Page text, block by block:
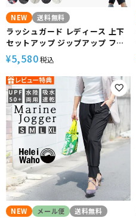
NEW 送料無料
ラッシュガード レディース 上下
セットアップ ジップアップ フー
ドなし ジョガーパンツ 30代 40
代 50代 体型カバー ゆったり UV
カット 水陸両用 海 ランニング ヨ
ガ 接触冷感 ヘレイワホ UPF50+
日焼け対策 運動 スポーツ 夏 長袖
お買い物 普段着 柄 アロハ
¥5,580税込
NEW メール便 送料無料